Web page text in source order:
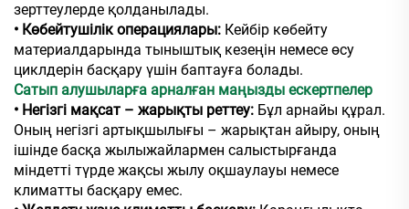
зерттеулерде қолданылады.
• Көбейтушілік операциялары: Кейбір көбейту
материалдарында тыныштық кезеңін немесе өсу
циклдерін басқару үшін баптауға болады.
Сатып алушыларға арналған маңызды ескертпелер
• Негізгі мақсат – жарықты реттеу: Бұл арнайы құрал.
Оның негізгі артықшылығы – жарықтан айыру, оның
ішінде басқа жылыжайлармен салыстырғанда
міндетті түрде жақсы жылу оқшаулауы немесе
климатты басқару емес.